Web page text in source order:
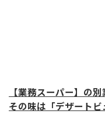
【業務スーパー】の
その味は「デザートビ